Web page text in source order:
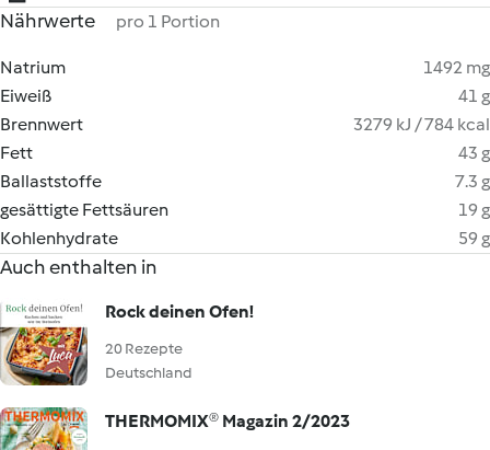
Nährwerte pro 1 Portion
Natrium
1492 mg
Eiweiß
41 g
Brennwert
3279 kJ / 784 kcal
Fett
43 g
Ballaststoffe
7.3 g
gesättigte Fettsäuren
19 g
Kohlenhydrate
59 g
Auch enthalten in
Rock deinen Ofen!
20 Rezepte
Deutschland
THERMOMIX® Magazin 2/2023